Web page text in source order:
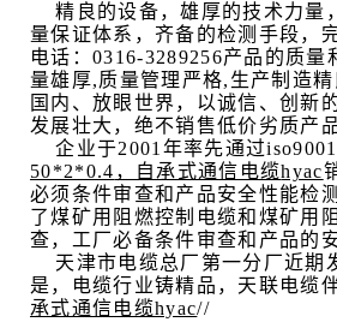
精良的设备，雄厚的技术力量
量保证体系，齐备的检测手段，
电话： 0316-3289256产品的质量
量雄厚,质量管理严格, 生产制造精
国内、放眼世界，以诚信、创新
发展壮大，绝不销售低价劣质产
企业于2001 年率先通过iso9001
50*2*0.4 ，自承式通信电缆hyac
必须条件审查和产品安全性能检
了煤矿用阻燃控制电缆和煤矿用
查，工厂必备条件审查和产品的
天津市电缆总厂第一分厂近期
是，电缆行业铸精品，天联电缆
承式通信电缆hyac//